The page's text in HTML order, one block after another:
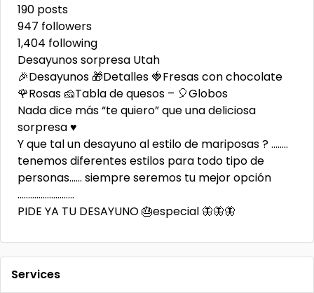
190 posts
947 followers
1,404 following
Desayunos sorpresa Utah
🎉Desayunos 🎁Detalles 🍓Fresas con chocolate
🌹Rosas 🧀Tabla de quesos – 🎈Globos
Nada dice más “te quiero” que una deliciosa
sorpresa ♥️
Y que tal un desayuno al estilo de mariposas ? ……..
tenemos diferentes estilos para todo tipo de
personas…… siempre seremos tu mejor opción
………………………
PIDE YA TU DESAYUNO 🎂especial 🦋🦋🦋
Services